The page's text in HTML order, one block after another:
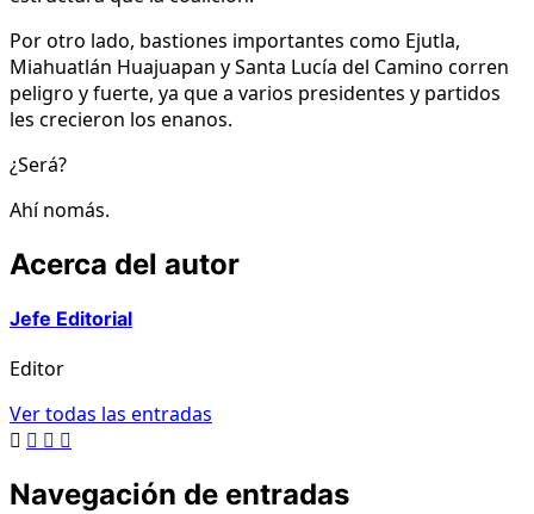
Por otro lado, bastiones importantes como Ejutla,
Miahuatlán Huajuapan y Santa Lucía del Camino corren
peligro y fuerte, ya que a varios presidentes y partidos
les crecieron los enanos.
¿Será?
Ahí nomás.
Acerca del autor
Jefe Editorial
Editor
Ver todas las entradas
Navegación de entradas